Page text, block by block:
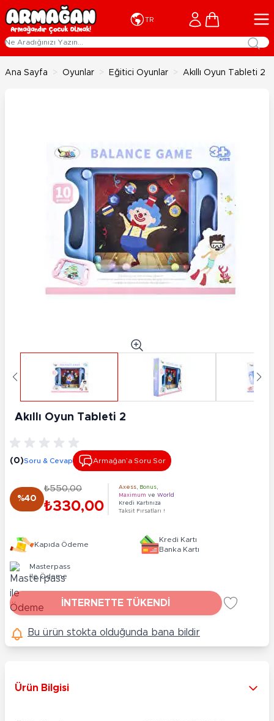
İçeriğe geç
TR Cart
Ana Sayfa > Oyunlar > Eğitici Oyunlar > Akıllı Oyun Tableti 2
Akıllı Oyun Tableti 2
(0)Soru & Cevap Armağan’a Soru Sor
%40
₺550,00
₺330,00
Axess Bonus
Maximum ve World
Kredi Kartınıza
Taksit Fırsatları !
Kapıda Ödeme
Kredi Kartı
Banka Kartı
Masterpass
ile Ödeme
İNTERNETTE TÜKENDİ
Bu ürün stokta olduğunda bana bildir
Ürün Bilgisi